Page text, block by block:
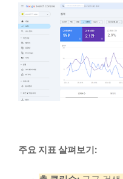
주요 지표 살펴보기: